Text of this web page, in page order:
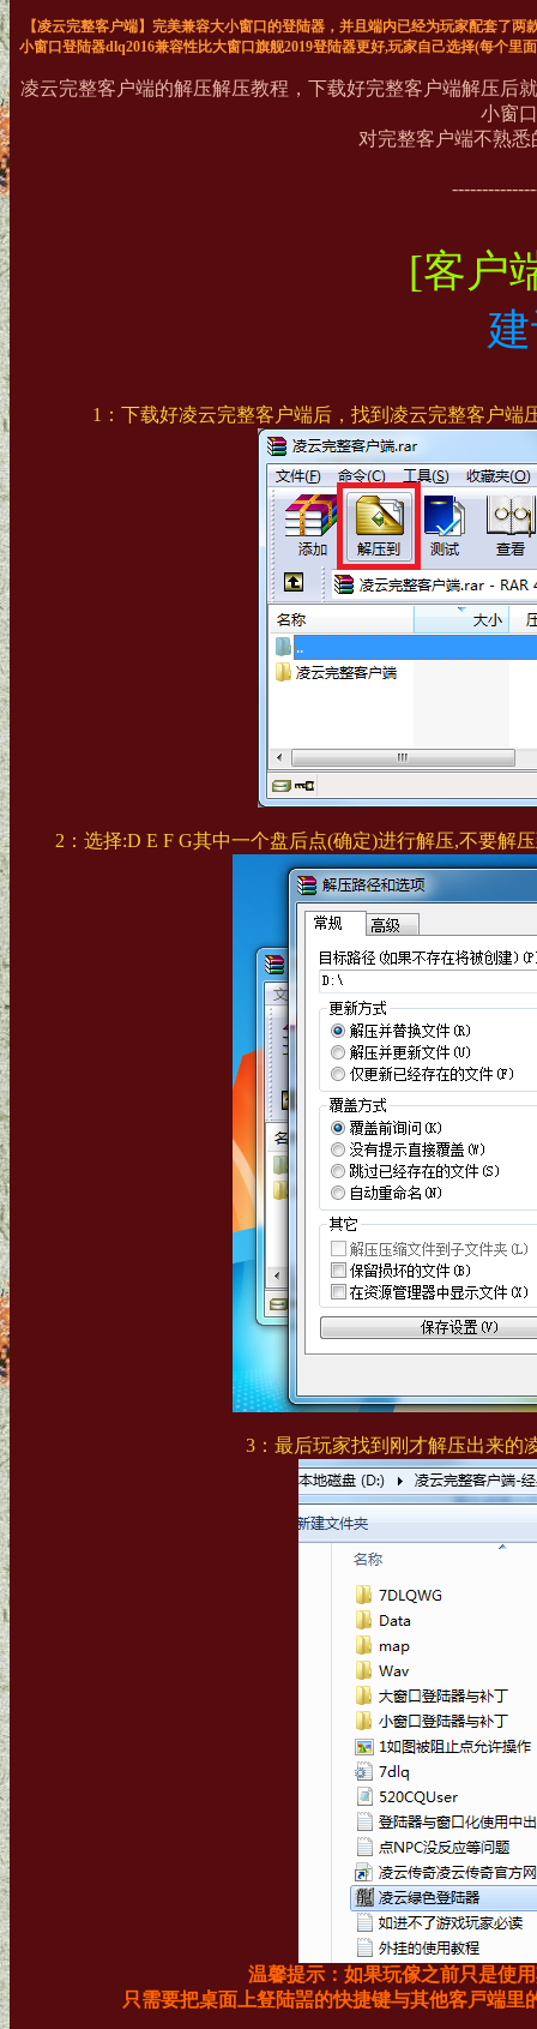
【凌云完整客户端】完美兼容大小窗口的登陆器，并且端内已经为玩家配套了两
小窗口登陆器dlq2016兼容性比大窗口旗舰2019登陆器更好,玩家自己选择(每个里
凌云完整客户端的解压解压教程，下载好完整客户端解压后
小窗
对完整客户端不熟
[客户
1：下载好凌云完整客户端后，找到凌云完整客户
2：选择:D E F G其中一个盘后点(确定)进行解压,不要解
3：最后玩家找到刚才解压出来的
温馨提示：如果玩傢之前只是使
只需要把桌面上豋陆噐的快捷键与其他客戸端